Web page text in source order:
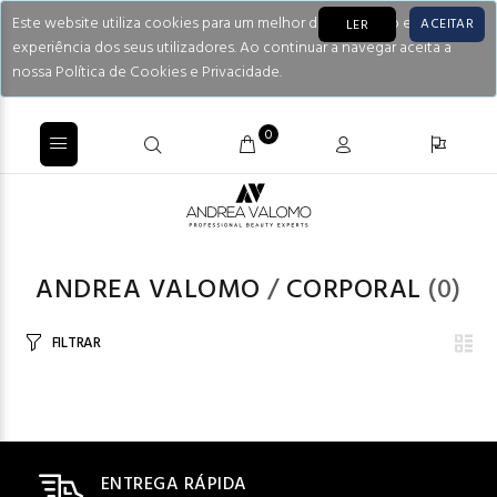
Este website utiliza cookies para um melhor desempenho e
experiência dos seus utilizadores. Ao continuar a navegar aceita a
nossa Política de Cookies e Privacidade.
LER ACEITAR
0
ANDREA VALOMO /CORPORAL (0)
FILTRAR
ENTREGA RÁPIDA